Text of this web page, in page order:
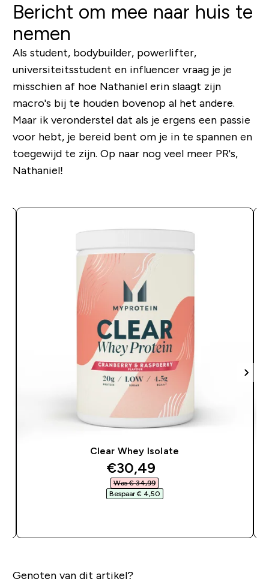
Bericht om mee naar huis te
nemen
Als student, bodybuilder, powerlifter,
universiteitsstudent en influencer vraag je je
misschien af ​​hoe Nathaniel erin slaagt zijn
macro's bij te houden bovenop al het andere.
Maar ik veronderstel dat als je ergens een passie
voor hebt, je bereid bent om je in te spannen en
toegewijd te zijn. Op naar nog veel meer PR's,
Nathaniel!
Clear Whey Isolate
discounted price
€30,49‎
Was € 34,99‎
Bespaar € 4,50‎
Genoten van dit artikel?